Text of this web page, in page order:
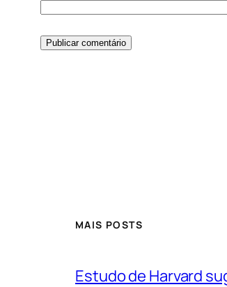
MAIS POSTS
Estudo de Harvard